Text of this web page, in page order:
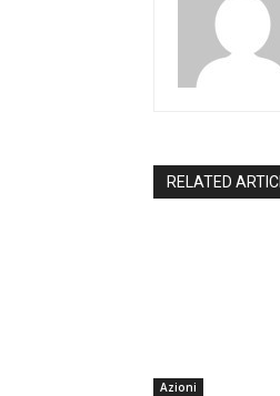
RELATED
Azioni